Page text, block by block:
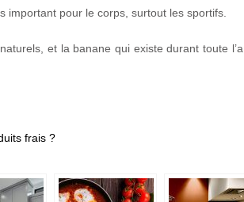
important pour le corps, surtout les sportifs.
et la banane qui existe durant toute
frais ?